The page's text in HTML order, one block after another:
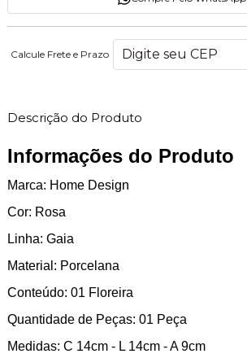
Calcule Frete e Prazo
Descrição do Produto
Informações do Produto
Marca: Home Design
Cor: Rosa
Linha: Gaia
Material: Porcelana
Conteúdo: 01 Floreira
Quantidade de Peças: 01 Peça
Medidas: C 14cm - L 14cm - A 9cm